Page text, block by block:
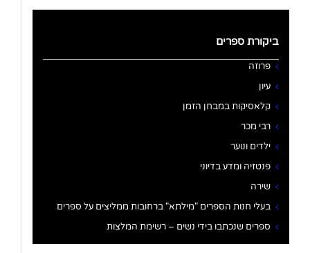
ביקורת ספרים
פרוזה
עיון
קלאסיקות במבחן הזמן
רבי מכר
ילדים ונוער
פנטזיה ומדע בדיוני
שירה
בעלי חנות הספרים "מילתא" ברחובות ממליצים על ספרים
ספרים שנכתבו בידי נשים – רשימת המלצות